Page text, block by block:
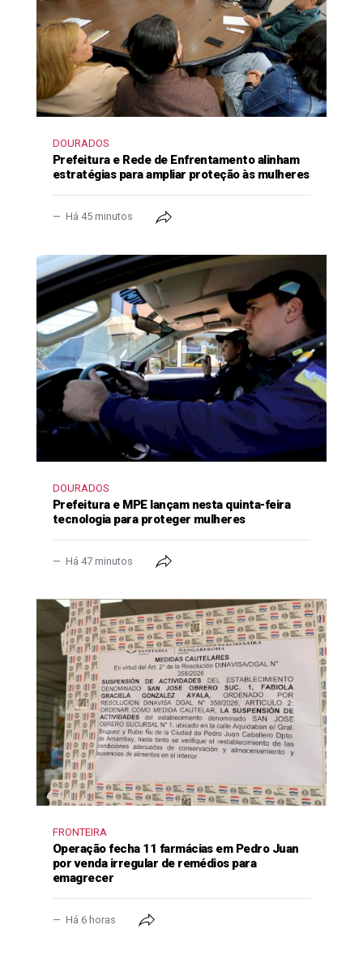
DOURADOS
Prefeitura e Rede de Enfrentamento alinham
estratégias para ampliar proteção às mulheres
Há 45 minutos
DOURADOS
Prefeitura e MPE lançam nesta quinta-feira
tecnologia para proteger mulheres
Há 47 minutos
FRONTEIRA
Operação fecha 11 farmácias em Pedro Juan
por venda irregular de remédios para
emagrecer
Há 6 horas